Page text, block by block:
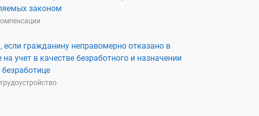
законом
если гражданину неправомерно отказано в
на учет в качестве безработного и назначении